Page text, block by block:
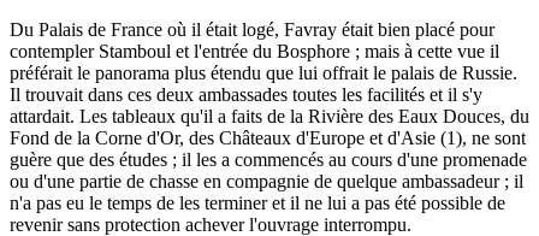
Du Palais de France où il était logé, Favray était bien placé pour
contempler Stamboul et l'entrée du Bosphore ; mais à cette vue il
préférait le panorama plus étendu que lui offrait le palais de Russie.
Il trouvait dans ces deux ambassades toutes les facilités et il s'y
attardait. Les tableaux qu'il a faits de la Rivière des Eaux Douces, du
Fond de la Corne d'Or, des Châteaux d'Europe et d'Asie (1), ne sont
guère que des études ; il les a commencés au cours d'une promenade
ou d'une partie de chasse en compagnie de quelque ambassadeur ; il
n'a pas eu le temps de les terminer et il ne lui a pas été possible de
revenir sans protection achever l'ouvrage interrompu.